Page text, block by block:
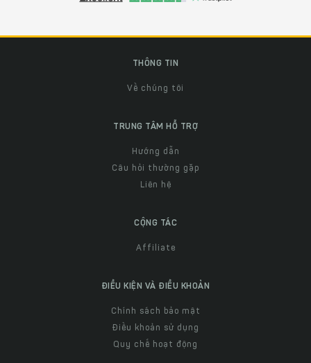
THÔNG TIN
Về chúng tôi
TRUNG TÂM HỖ TRỢ
Hướng dẫn
Câu hỏi thường gặp
Liên hệ
CỘNG TÁC
Affiliate
ĐIỀU KIỆN VÀ ĐIỀU KHOẢN
Chính sách bảo mật
Điều khoản sử dụng
Quy chế hoạt động